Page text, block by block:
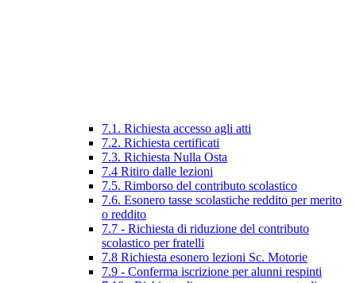
7.1. Richiesta accesso agli atti
7.2. Richiesta certificati
7.3. Richiesta Nulla Osta
7.4 Ritiro dalle lezioni
7.5. Rimborso del contributo scolastico
7.6. Esonero tasse scolastiche reddito per merito
o reddito
7.7 - Richiesta di riduzione del contributo
scolastico per fratelli
7.8 Richiesta esonero lezioni Sc. Motorie
7.9 - Conferma iscrizione per alunni respinti